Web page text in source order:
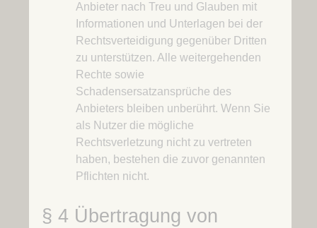
Anbieter nach Treu und Glauben mit
Informationen und Unterlagen bei der
Rechtsverteidigung gegenüber Dritten
zu unterstützen. Alle weitergehenden
Rechte sowie
Schadensersatzansprüche des
Anbieters bleiben unberührt. Wenn Sie
als Nutzer die mögliche
Rechtsverletzung nicht zu vertreten
haben, bestehen die zuvor genannten
Pflichten nicht.
§ 4 Übertragung von